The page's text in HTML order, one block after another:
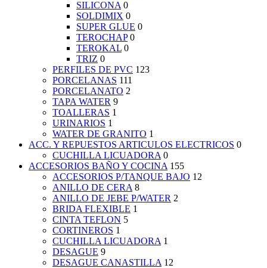
SILICONA 0
SOLDIMIX 0
SUPER GLUE 0
TEROCHAP 0
TEROKAL 0
TRIZ 0
PERFILES DE PVC 123
PORCELANAS 111
PORCELANATO 2
TAPA WATER 9
TOALLERAS 1
URINARIOS 1
WATER DE GRANITO 1
ACC. Y REPUESTOS ARTICULOS ELECTRICOS 0
CUCHILLA LICUADORA 0
ACCESORIOS BAÑO Y COCINA 155
ACCESORIOS P/TANQUE BAJO 12
ANILLO DE CERA 8
ANILLO DE JEBE P/WATER 2
BRIDA FLEXIBLE 1
CINTA TEFLON 5
CORTINEROS 1
CUCHILLA LICUADORA 1
DESAGUE 9
DESAGUE CANASTILLA 12